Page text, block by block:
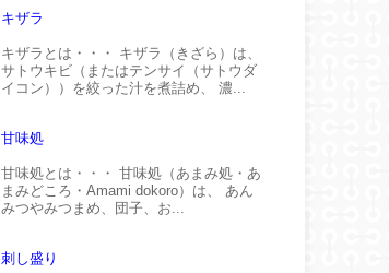
キザラ
キザラとは・・・ キザラ（きざら）は、
サトウキビ（またはテンサイ（サトウダ
イコン））を絞った汁を煮詰め、 濃...
甘味処
甘味処とは・・・ 甘味処（あまみ処・あ
まみどころ・Amami dokoro）は、 あん
みつやみつまめ、団子、お...
刺し盛り